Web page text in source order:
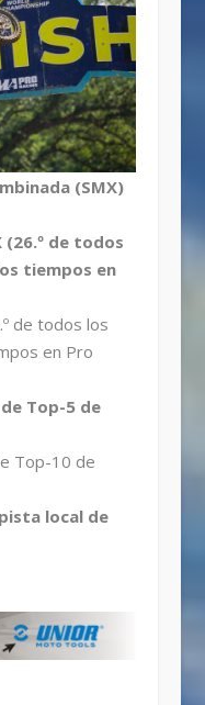
(SMX)
(26.º de todos
tiempos en
de todos los
en Pro
Top-5 de
Top-10 de
local de